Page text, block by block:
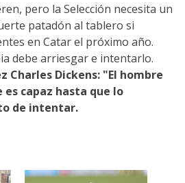
pero la Selección necesita un
patadón al tablero si
en Catar el próximo año.
debe arriesgar e intentarlo.
Charles Dickens: "El hombre
es capaz hasta que lo
de intentar.